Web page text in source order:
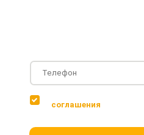
соглашения